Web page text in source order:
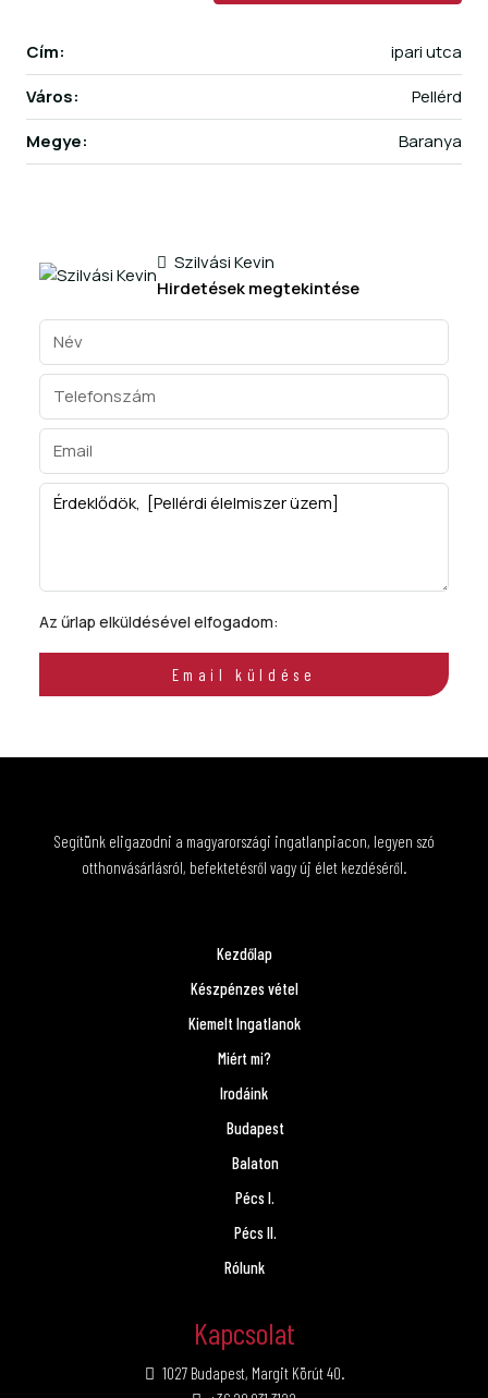
Cím:
ipari utca
Város:
Pellérd
Megye:
Baranya
Szilvási Kevin
Hirdetések megtekintése
Az űrlap elküldésével elfogadom:
Email küldése
Segítünk eligazodni a magyarországi ingatlanpiacon, legyen szó
otthonvásárlásról, befektetésről vagy új élet kezdéséről.
Kezdőlap
Készpénzes vétel
Kiemelt Ingatlanok
Miért mi?
Irodáink
Budapest
Balaton
Pécs I.
Pécs II.
Rólunk
Kapcsolat
1027 Budapest, Margit Körút 40.